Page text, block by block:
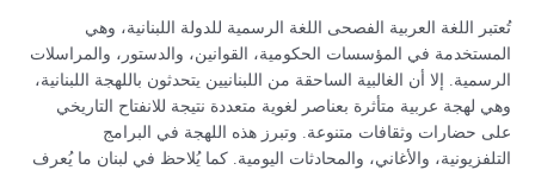
تُعتبر اللغة العربية الفصحى اللغة الرسمية للدولة اللبنانية، وهي
المستخدمة في المؤسسات الحكومية، القوانين، والدستور، والمراسلات
الرسمية. إلا أن الغالبية الساحقة من اللبنانيين يتحدثون باللهجة اللبنانية،
وهي لهجة عربية متأثرة بعناصر لغوية متعددة نتيجة للانفتاح التاريخي
على حضارات وثقافات متنوعة. وتبرز هذه اللهجة في البرامج
التلفزيونية، والأغاني، والمحادثات اليومية. كما يُلاحظ في لبنان ما يُعرف